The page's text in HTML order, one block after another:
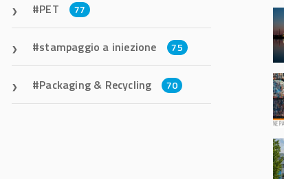
PET 77
stampaggio a iniezione 75
Packaging & Recycling 70